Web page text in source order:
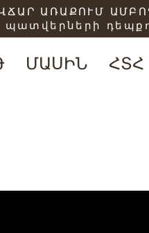
ՄԱՍԻՆ ՀՏՀ
ԱՌԱՔՈՒՄ
պատվերների